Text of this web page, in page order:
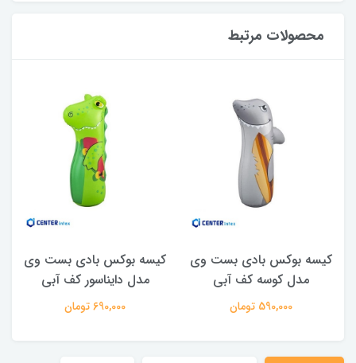
محصولات مرتبط
کیسه بوکس بادی بست وی
مدل کوسه کف آبی
590,000 تومان
کیسه بوکس بادی بست وی
مدل دایناسور کف آبی
690,000 تومان